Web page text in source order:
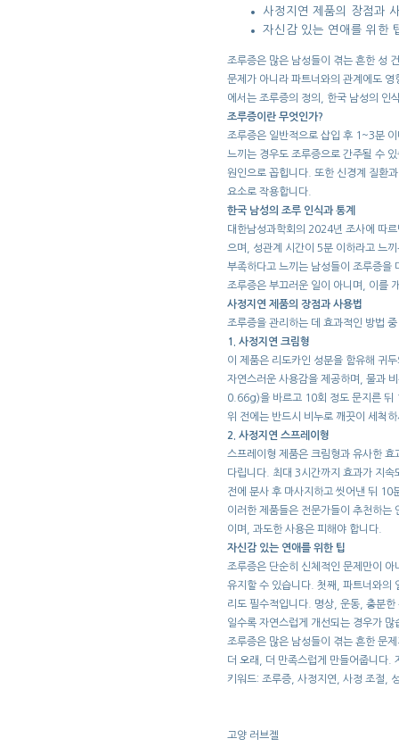
사정지연 제품의 장점과
자신감 있는 연애를 위한
조루증은 많은 남성들이 겪는 흔한 성
문제가 아니라 파트너와의 관계에도
에서는 조루증의 정의, 한국 남성의 인
조루증이란 무엇인가?
조루증은 일반적으로 삽입 후 1~3분
느끼는 경우도 조루증으로 간주될 수
원인으로 꼽힙니다. 또한 신경계 질환
요소로 작용합니다.
한국 남성의 조루 인식과 통계
대한남성과학회의 2024년 조사에 따
으며, 성관계 시간이 5분 이하라고 느
부족하다고 느끼는 남성들이 조루증을
조루증은 부끄러운 일이 아니며, 이를
사정지연 제품의 장점과 사용법
조루증을 관리하는 데 효과적인 방법
1. 사정지연 크림형
이 제품은 리도카인 성분을 함유해 귀
자연스러운 사용감을 제공하며, 물과
0.66g)을 바르고 10회 정도 문지른 뒤
위 전에는 반드시 비누로 깨끗이 세척
2. 사정지연 스프레이형
스프레이형 제품은 크림형과 유사한
다립니다. 최대 3시간까지 효과가 지
전에 분사 후 마사지하고 씻어낸 뒤 10
이러한 제품들은 전문가들이 추천하는
이며, 과도한 사용은 피해야 합니다.
자신감 있는 연애를 위한 팁
조루증은 단순히 신체적인 문제만이
유지할 수 있습니다. 첫째, 파트너와의
리도 필수적입니다. 명상, 운동, 충분
일수록 자연스럽게 개선되는 경우가
조루증은 많은 남성들이 겪는 흔한 문
더 오래, 더 만족스럽게 만들어줍니다.
키워드: 조루증, 사정지연, 사정 조절,
고양 러브젤